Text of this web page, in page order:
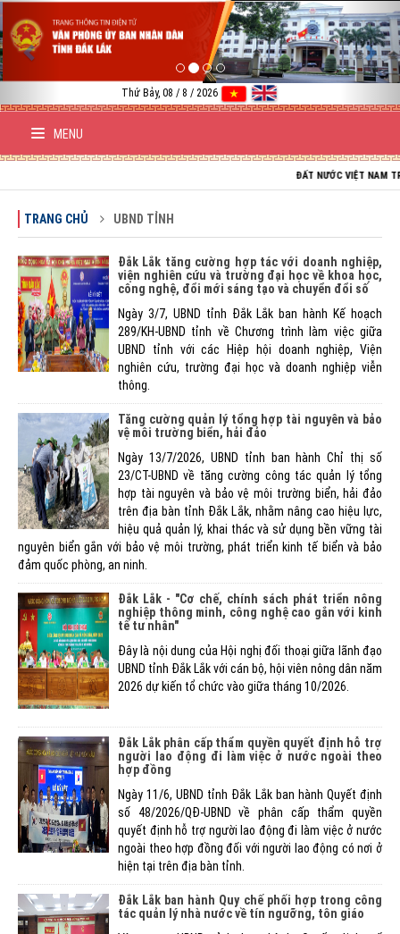
Thứ Bảy, 08 / 8 / 2026
MENU
ĐẤT NƯỚC VIỆT NAM TRƯỜNG
TRANG CHỦ UBND TỈNH
Đắk Lắk tăng cường hợp tác với doanh nghiệp,
viện nghiên cứu và trường đại học về khoa học,
công nghệ, đổi mới sáng tạo và chuyển đổi số
Ngày 3/7, UBND tỉnh Đắk Lắk ban hành Kế hoạch
289/KH-UBND tỉnh về Chương trình làm việc giữa
UBND tỉnh với các Hiệp hội doanh nghiệp, Viện
nghiên cứu, trường đại học và doanh nghiệp viễn
thông.
Tăng cường quản lý tổng hợp tài nguyên và bảo
vệ môi trường biển, hải đảo
Ngày 13/7/2026, UBND tỉnh ban hành Chỉ thị số
23/CT-UBND về tăng cường công tác quản lý tổng
hợp tài nguyên và bảo vệ môi trường biển, hải đảo
trên địa bàn tỉnh Đắk Lắk, nhằm nâng cao hiệu lực,
hiệu quả quản lý, khai thác và sử dụng bền vững tài
nguyên biển gắn với bảo vệ môi trường, phát triển kinh tế biển và bảo
đảm quốc phòng, an ninh.
Đắk Lắk - "Cơ chế, chính sách phát triển nông
nghiệp thông minh, công nghệ cao gắn với kinh
tế tư nhân"
Đây là nội dung của Hội nghị đối thoại giữa lãnh đạo
UBND tỉnh Đắk Lắk với cán bộ, hội viên nông dân năm
2026 dự kiến tổ chức vào giữa tháng 10/2026.
Đắk Lắk phân cấp thẩm quyền quyết định hỗ trợ
người lao động đi làm việc ở nước ngoài theo
hợp đồng
Ngày 11/6, UBND tỉnh Đắk Lắk ban hành Quyết định
số 48/2026/QĐ-UBND về phân cấp thẩm quyền
quyết định hỗ trợ người lao động đi làm việc ở nước
ngoài theo hợp đồng đối với người lao động có nơi ở
hiện tại trên địa bàn tỉnh.
Đắk Lắk ban hành Quy chế phối hợp trong công
tác quản lý nhà nước về tín ngưỡng, tôn giáo